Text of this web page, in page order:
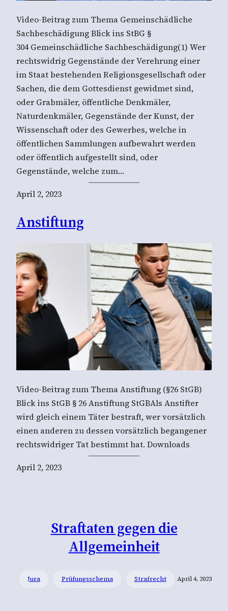
Video-Beitrag zum Thema Gemeinschädliche
Sachbeschädigung Blick ins StBG §
304 Gemeinschädliche Sachbeschädigung(1) Wer
rechtswidrig Gegenstände der Verehrung einer
im Staat bestehenden Religionsgesellschaft oder
Sachen, die dem Gottesdienst gewidmet sind,
oder Grabmäler, öffentliche Denkmäler,
Naturdenkmäler, Gegenstände der Kunst, der
Wissenschaft oder des Gewerbes, welche in
öffentlichen Sammlungen aufbewahrt werden
oder öffentlich aufgestellt sind, oder
Gegenstände, welche zum…
April 2, 2023
Anstiftung
Video-Beitrag zum Thema Anstiftung (§26 StGB)
Blick ins StGB § 26 Anstiftung StGBAls Anstifter
wird gleich einem Täter bestraft, wer vorsätzlich
einen anderen zu dessen vorsätzlich begangener
rechtswidriger Tat bestimmt hat. Downloads
April 2, 2023
Straftaten gegen die
Allgemeinheit
Jura Prüfungsschema Strafrecht April 4, 2023